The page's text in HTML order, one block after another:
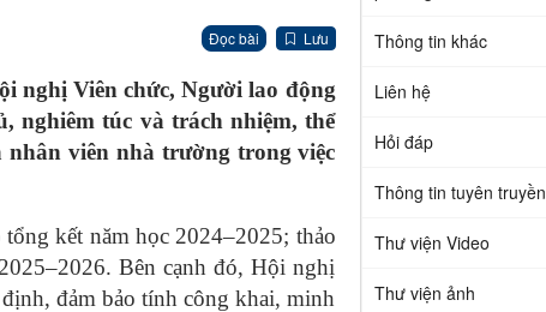
Đọc bài Lưu
nghị Viên chức, Người lao động
nghiêm túc và trách nhiệm, thể
nhân viên nhà trường trong việc
kết năm học 2024–2025; thảo
Bên cạnh đó, Hội nghị
đảm bảo tính công khai, minh
Thông tin khác
Liên hệ
Hỏi đáp
Thông tin tuyên truyền
Thư viện Video
Thư viện ảnh